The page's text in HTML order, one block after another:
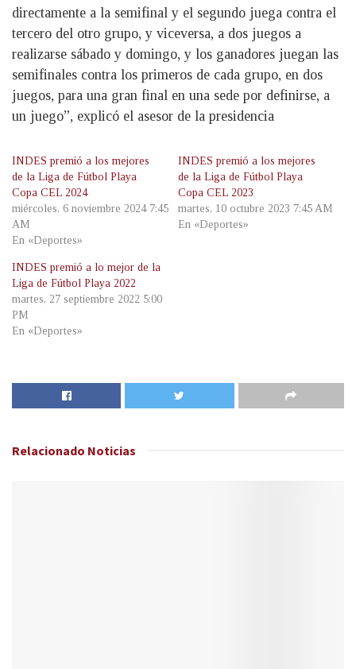
directamente a la semifinal y el segundo juega contra el
tercero del otro grupo, y viceversa, a dos juegos a
realizarse sábado y domingo, y los ganadores juegan las
semifinales contra los primeros de cada grupo, en dos
juegos, para una gran final en una sede por definirse, a
un juego”, explicó el asesor de la presidencia
INDES premió a los mejores
de la Liga de Fútbol Playa
Copa CEL 2024
miércoles, 6 noviembre 2024 7:45
AM
En «Deportes»
INDES premió a los mejores
de la Liga de Fútbol Playa
Copa CEL 2023
martes, 10 octubre 2023 7:45 AM
En «Deportes»
INDES premió a lo mejor de la
Liga de Fútbol Playa 2022
martes, 27 septiembre 2022 5:00
PM
En «Deportes»
Relacionado Noticias